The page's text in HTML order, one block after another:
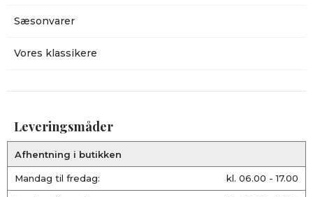
Sæsonvarer
Vores klassikere
Leveringsmåder
Afhentning i butikken
Mandag til fredag: kl. 06.00 - 17.00